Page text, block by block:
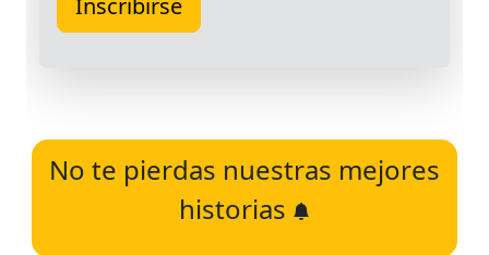
No te pierdas nuestras mejores
historias